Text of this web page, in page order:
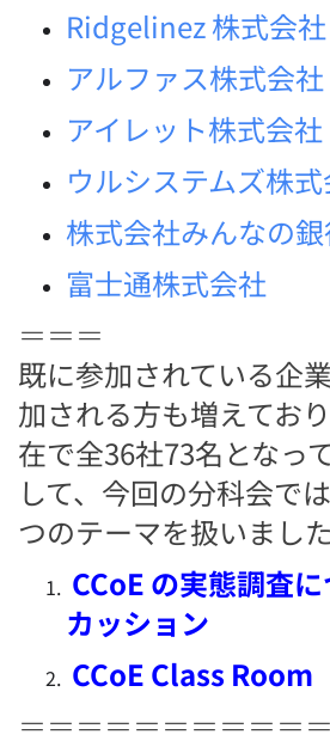
Ridgelinez 株式会社
アルファス株式会社
アイレット株式会社
ウルシステムズ株
株式会社みんなの
富士通株式会社
＝＝＝
既に参加されている企
加される方も増えてお
在で全36社73名となっ
して、今回の分科会で
つのテーマを扱いました
CCoE の実態調査
カッション
CCoE Class Room
＝＝＝＝＝＝＝＝＝＝